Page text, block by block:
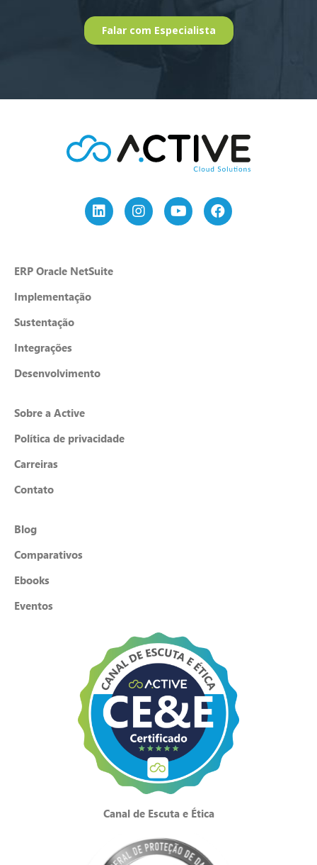
ERP Oracle NetSuite
Implementação
Sustentação
Integrações
Desenvolvimento
Sobre a Active
Política de privacidade
Carreiras
Contato
Blog
Comparativos
Ebooks
Eventos
Canal de Escuta e Ética